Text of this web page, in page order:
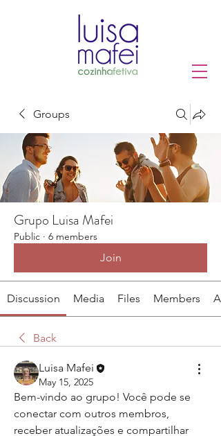
Groups
Grupo Luisa Mafei
Public · 6 members
Join
Discussion Media Files Members
Back
Luisa Mafei
May 15, 2025
Bem-vindo ao grupo! Você pode se
conectar com outros membros,
receber atualizações e compartilhar